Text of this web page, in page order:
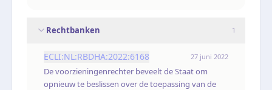
Rechtbanken 1
ECLI:NL:RBDHA:2022:6168 27 juni 2022
De voorzieningenrechter beveelt de Staat om
opnieuw te beslissen over de toepassing van de